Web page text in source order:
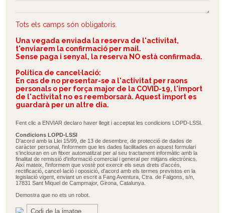
Tots els camps són obligatoris.
Una vegada enviada la reserva de l'activitat,
t'enviarem la confirmació per mail.
Sense paga i senyal, la reserva NO està confirmada.
Política de cancel·lació:
En cas de no presentar-se a l'activitat per raons
personals o per força major de la COVID-19, l'import
de l'activitat no es reemborsarà. Aquest import es
guardarà per un altre dia.
Fent clic a ENVIAR declaro haver llegit i acceptat les condicions LOPD-LSSI.
Condicions LOPD-LSSI
D'acord amb la Llei 15/99, de 13 de desembre, de protecció de dades de
caràcter personal, l'informem que les dades facilitades en aquest formulari
s'inclouran en un fitxer automatitzat per al seu tractament informàtic amb la
finalitat de remissió d'informació comercial i general per mitjans electrònics.
Així mateix, l'informem que vostè pot exercir els seus drets d'accés,
rectificació, cancel·lació i oposició, d'acord amb els termes previstos en la
legislació vigent, enviant un escrit a Fang Aventura, Ctra. de Falgons, s/n,
17831 Sant Miquel de Campmajor, Girona, Catalunya.
Demostra que no ets un robot.